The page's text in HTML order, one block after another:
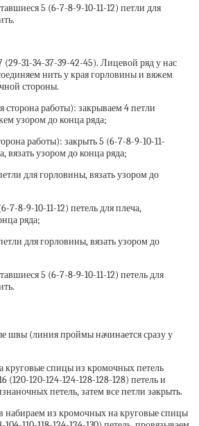
5 (6-7-8-9-10-11-12) петли для
(29-31-34-37-39-42-45). Лицевой ряд у нас
нить у края горловины и вяжем
стороны.
сторона работы): закрываем 4 петли
узором до конца ряда;
работы): закрыть 5 (6-7-8-9-10-11-
вязать узором до конца ряда;
для горловины, вязать узором до
7-8-9-10-11-12) петель для плеча,
ряда;
для горловины, вязать узором до
5 (6-7-8-9-10-11-12) петель для
швы (линия проймы начинается сразу у
круговые спицы из кромочных петель
(120-120-124-124-128-128-128) петель и
петель, затем все петли закрыть.
набираем из кромочных на круговые спицы